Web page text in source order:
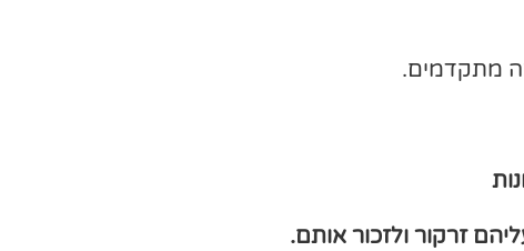
מתקדמים.
זרקור ולזכור אותם.